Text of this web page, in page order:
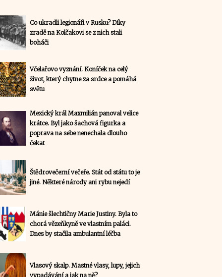
Co ukradli legionáři v Rusku? Díky
zradě na Kolčakovi se z nich stali
boháči
Včelařovo vyznání. Koníček na celý
život, který chytne za srdce a pomáhá
světu
Mexický král Maxmilián panoval velice
krátce. Byl jako šachová figurka a
poprava na sebe nenechala dlouho
čekat
Štědrovečerní večeře. Stát od státu to je
jiné. Některé národy ani rybu nejedí
Mánie šlechtičny Marie Justiny. Byla to
chorá vězeňkyně ve vlastním paláci.
Dnes by stačila ambulantní léčba
Vlasový skalp. Mastné vlasy, lupy, jejich
vypadávání a jak na ně?